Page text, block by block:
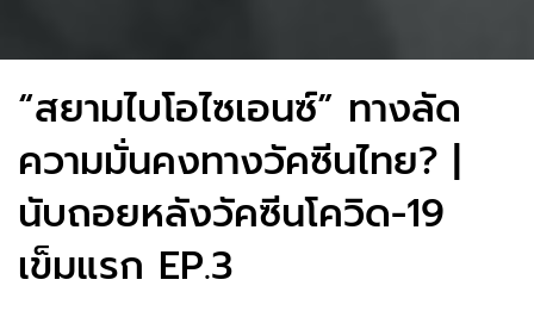
“สยามไบโอไซเอนซ์” ทางลัด
ความมั่นคงทางวัคซีนไทย? |
นับถอยหลังวัคซีนโควิด-19
เข็มแรก EP.3